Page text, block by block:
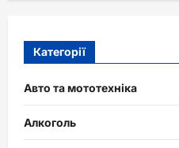
Категорії
Авто та мототехніка
Алкоголь